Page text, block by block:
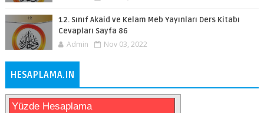
12. Sınıf Akaid ve Kelam Meb Yayınları Ders Kitabı
Cevapları Sayfa 86
Admin Nov 03, 2022
HESAPLAMA.IN
Yüzde Hesaplama